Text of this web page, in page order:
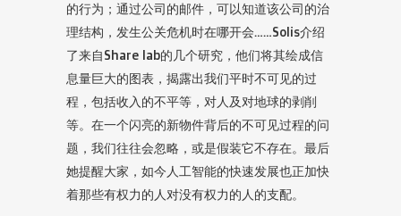
的行为；通过公司的邮件，可以知道该公司的治
理结构，发生公关危机时在哪开会……Solis介绍
了来自Share lab的几个研究，他们将其绘成信
息量巨大的图表，揭露出我们平时不可见的过
程，包括收入的不平等，对人及对地球的剥削
等。在一个闪亮的新物件背后的不可见过程的问
题，我们往往会忽略，或是假装它不存在。最后
她提醒大家，如今人工智能的快速发展也正加快
着那些有权力的人对没有权力的人的支配。